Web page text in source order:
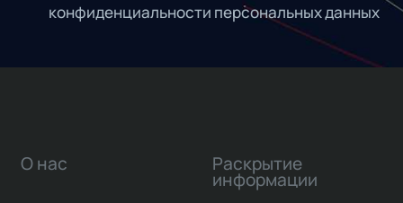
конфиденциальности персональных данных
О нас Раскрытие
информации